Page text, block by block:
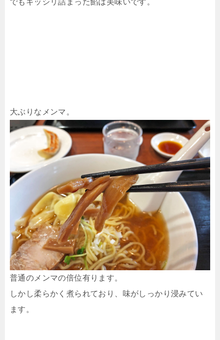
でもギッシリ詰まった餡は美味いです。
大ぶりなメンマ。
普通のメンマの倍位有ります。
しかし柔らかく煮られており、味がしっかり浸みてい
ます。